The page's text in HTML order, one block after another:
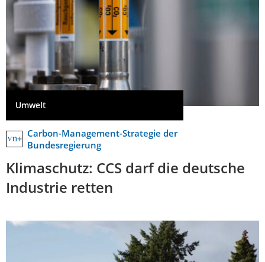
Umwelt
Carbon-Management-Strategie der
Bundesregierung
Klimaschutz: CCS darf die deutsche
Industrie retten